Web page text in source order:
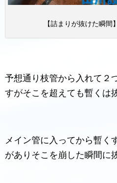
【詰まりが抜けた瞬間】
予想通り枝管から入れて２
すがそこを超えても暫くは
メイン管に入ってから暫く
がありそこを崩した瞬間に